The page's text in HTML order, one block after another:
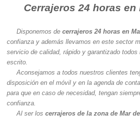
Cerrajeros 24 horas
Disponemos de cerrajeros 24 horas en
confianza y además llevamos en este sector
servicio de calidad, rápido y garantizado
escrito.
Aconsejamos a todos nuestros clientes
disposición en el móvil y en la agenda de
para que en caso de necesidad, tengan
confianza.
Al ser los cerrajeros de la zona de Mar